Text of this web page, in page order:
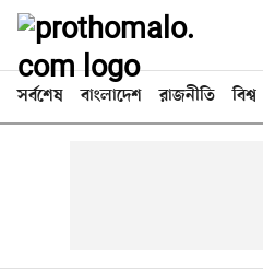
সর্বশেষ বাংলাদেশ রাজনীতি বিশ্ব